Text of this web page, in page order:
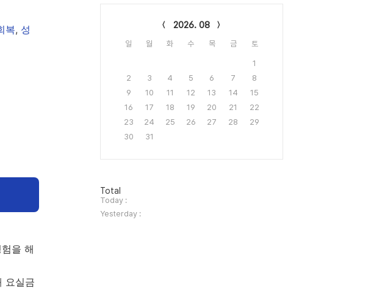
복, 성
을 해
요실금
2026. 08
일 월 화 수 목 금 토
1
2
3 4 5 6 7
8
9
10 11 12 13 14
15
16
17 18 19 20 21
22
23
24 25 26 27 28
29
30
31
방
문
자
수
Total
Today :
Yesterday :